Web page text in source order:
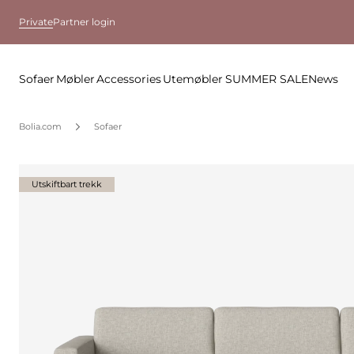
PrivatePartner login
Sofaer MøblerAccessoriesUtemøbler SUMMER SALENews
Bolia.com Sofaer
Utskiftbart trekk